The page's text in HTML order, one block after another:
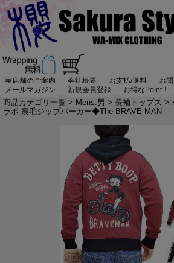
実店舗のご案内 会社概要 お支払/送料
お
メールマガジン
新規会員登録 お得なPoint！
商品カテゴリ一覧 > Mens:男 > 長袖トップス >
ラボ 裏毛ジップパーカー◆The BRAVE-MAN